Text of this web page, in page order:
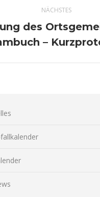
NÄCHSTES
Nächster
Beitrag:
des
–